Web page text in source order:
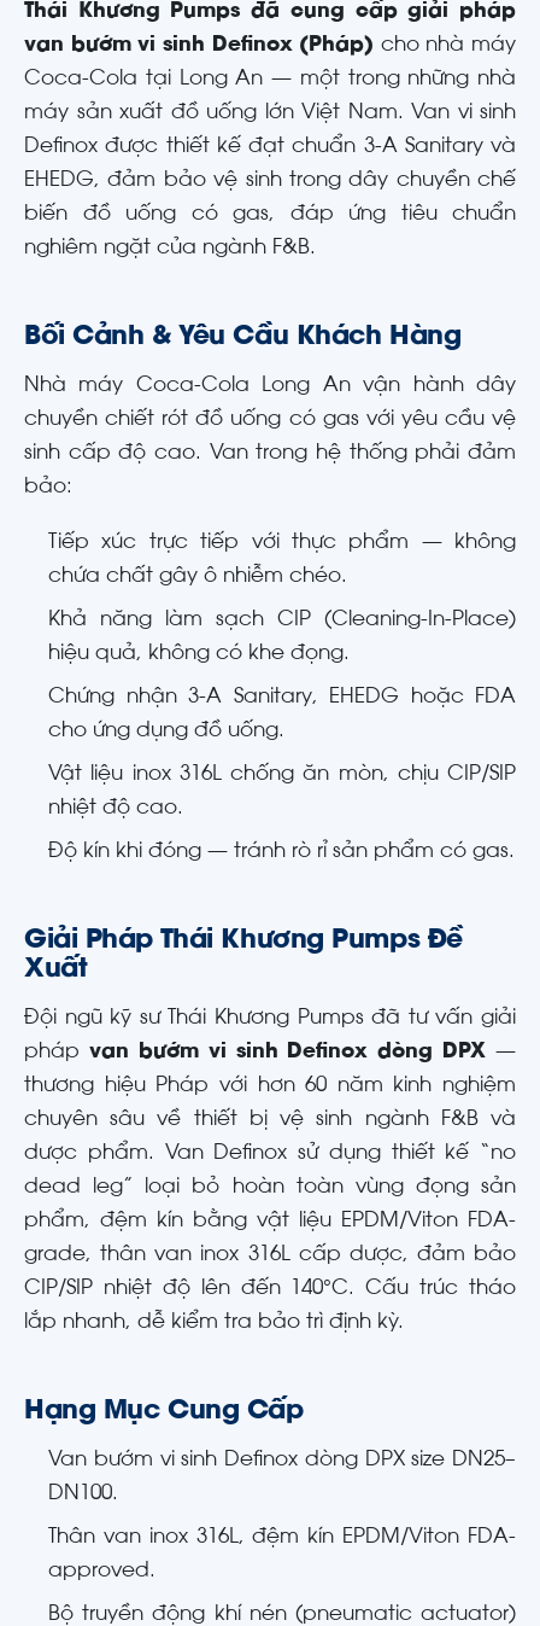
Thái Khương Pumps đã cung cấp giải pháp
van bướm vi sinh Definox (Pháp) cho nhà máy
Coca-Cola tại Long An — một trong những nhà
máy sản xuất đồ uống lớn Việt Nam. Van vi sinh
Definox được thiết kế đạt chuẩn 3-A Sanitary và
EHEDG, đảm bảo vệ sinh trong dây chuyền chế
biến đồ uống có gas, đáp ứng tiêu chuẩn
nghiêm ngặt của ngành F&B.
Bối Cảnh & Yêu Cầu Khách Hàng
Nhà máy Coca-Cola Long An vận hành dây
chuyền chiết rót đồ uống có gas với yêu cầu vệ
sinh cấp độ cao. Van trong hệ thống phải đảm
bảo:
Tiếp xúc trực tiếp với thực phẩm — không
chứa chất gây ô nhiễm chéo.
Khả năng làm sạch CIP (Cleaning-In-Place)
hiệu quả, không có khe đọng.
Chứng nhận 3-A Sanitary, EHEDG hoặc FDA
cho ứng dụng đồ uống.
Vật liệu inox 316L chống ăn mòn, chịu CIP/SIP
nhiệt độ cao.
Độ kín khi đóng — tránh rò rỉ sản phẩm có gas.
Giải Pháp Thái Khương Pumps Đề
Xuất
Đội ngũ kỹ sư Thái Khương Pumps đã tư vấn giải
pháp van bướm vi sinh Definox dòng DPX —
thương hiệu Pháp với hơn 60 năm kinh nghiệm
chuyên sâu về thiết bị vệ sinh ngành F&B và
dược phẩm. Van Definox sử dụng thiết kế “no
dead leg” loại bỏ hoàn toàn vùng đọng sản
phẩm, đệm kín bằng vật liệu EPDM/Viton FDA-
grade, thân van inox 316L cấp dược, đảm bảo
CIP/SIP nhiệt độ lên đến 140°C. Cấu trúc tháo
lắp nhanh, dễ kiểm tra bảo trì định kỳ.
Hạng Mục Cung Cấp
Van bướm vi sinh Definox dòng DPX size DN25–
DN100.
Thân van inox 316L, đệm kín EPDM/Viton FDA-
approved.
Bộ truyền động khí nén (pneumatic actuator)